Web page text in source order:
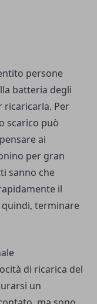
persone
batteria degli
ricaricarla. Per
scarico può
ai
per gran
sanno che
il
quindi, terminare
di ricarica del
un